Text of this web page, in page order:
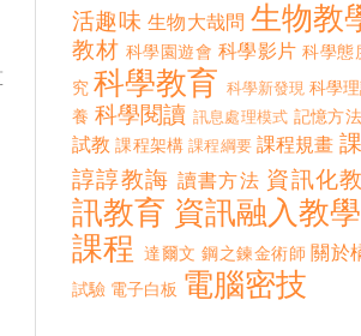
活趣味 生物大哉問 生物教
教材 科學園遊會 科學影片 科學態
究 科學教育 科學新發現 科學
養 科學閱讀 訊息處理模式 記憶方法
試教 課程架構 課程綱要 課程規畫
諄諄教誨 讀書方法 資訊化
訊教育 資訊融入教學
課程
達爾文 鋼之鍊金術師 關於
試驗 電子白板 電腦密技